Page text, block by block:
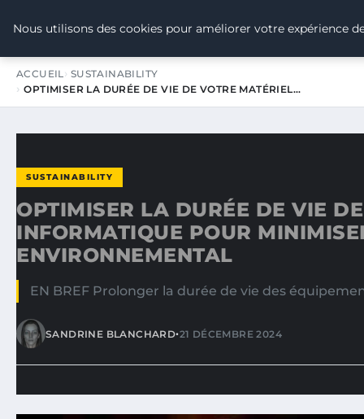
TOUR DE FRANCE POUR LE
ACCUEIL SUSTAINABILITY
OPTIMISER LA DURÉE DE VIE DE VOTRE MATÉRIEL…
SUSTAINABILITY
OPTIMISER LA DURÉE DE VIE
INFORMATIQUE POUR
ENVIRONNEMENTAL
EN BREF Prolonger la durée de vie des
SANDRINE BLANCHARD•21 DÉCEMBRE 2024
Nous utilisons des cookies pour améliorer votre expérience